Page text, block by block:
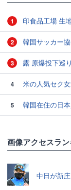
1 印食品工場 生
2 韓国サッカー
3 露 原爆投下巡
4 米の人気セク
5
韓国在住の日
画像アクセスラ
中日が新